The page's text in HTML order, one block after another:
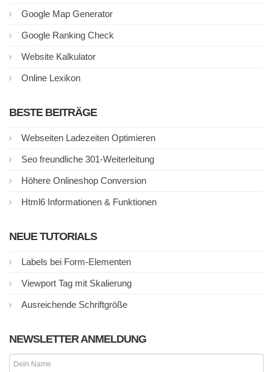
Google Map Generator
Google Ranking Check
Website Kalkulator
Online Lexikon
BESTE BEITRÄGE
Webseiten Ladezeiten Optimieren
Seo freundliche 301-Weiterleitung
Höhere Onlineshop Conversion
Html6 Informationen & Funktionen
NEUE TUTORIALS
Labels bei Form-Elementen
Viewport Tag mit Skalierung
Ausreichende Schriftgröße
NEWSLETTER ANMELDUNG